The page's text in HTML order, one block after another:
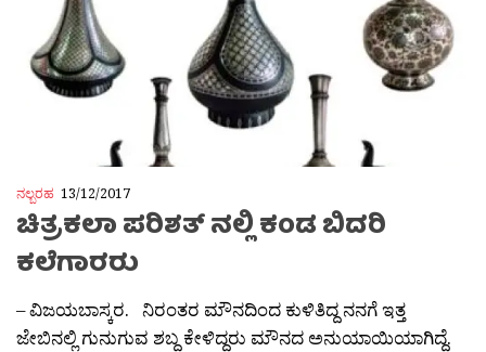
ನಲ್ಬರಹ 13/12/2017
ಚಿತ್ರಕಲಾ ಪರಿಶತ್ ನಲ್ಲಿ ಕಂಡ ಬಿದರಿ
ಕಲೆಗಾರರು
– ವಿಜಯಬಾಸ್ಕರ. ನಿರಂತರ ಮೌನದಿಂದ ಕುಳಿತಿದ್ದ ನನಗೆ ಇತ್ತ
ಜೇಬಿನಲ್ಲಿ ಗುನುಗುವ ಶಬ್ದ ಕೇಳಿದ್ದರು ಮೌನದ ಅನುಯಾಯಿಯಾಗಿದ್ದೆ.